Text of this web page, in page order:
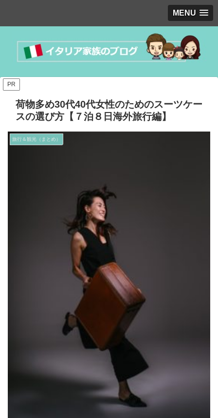
MENU
PR
荷物多め30代40代女性のためのスーツケー
スの選び方【７泊８日海外旅行編】
旅行＆観光（まとめ）